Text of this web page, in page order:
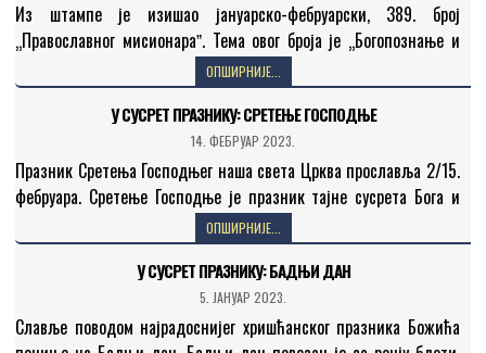
Из штампе је изишао јануарско-фебруарски, 389. број
„Православног мисионараˮ. Тема овог броја је „Богопознање и
богословљеˮ. Садржај новог броја „Православног мисионараˮ
слушаоцима Радио-Беседе представио је…
ОПШИРНИЈЕ...
У СУСРЕТ ПРАЗНИКУ: СРЕТЕЊЕ ГОСПОДЊЕ
14. ФЕБРУАР 2023.
Празник Сретења Господњег наша света Црква прославља 2/15.
фебруара. Сретење Господње је празник тајне сусрета Бога и
човека, неба и земље, нествореног и створеног. О…
ОПШИРНИЈЕ...
У СУСРЕТ ПРАЗНИКУ: БАДЊИ ДАН
5. ЈАНУАР 2023.
Славље поводом најрадоснијег хришћанског празника Божића